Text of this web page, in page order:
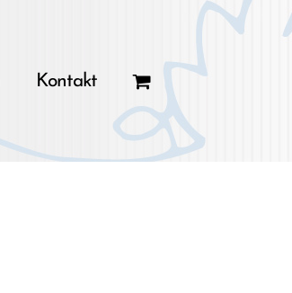
Kontakt